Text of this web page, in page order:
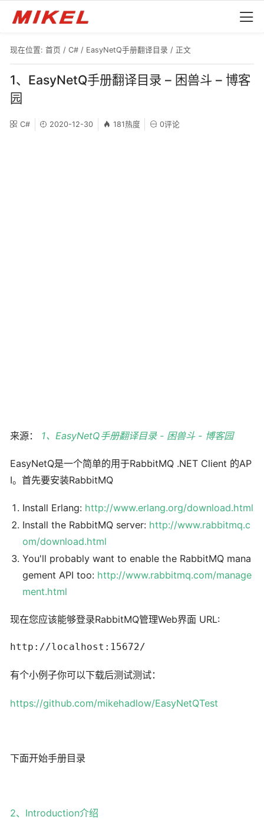
现在位置: 首页 / C# / EasyNetQ手册翻译目录 / 正文
1、EasyNetQ手册翻译目录 – 困兽斗 – 博客
园
C# 2020-12-30 181热度 0评论
来源： 1、EasyNetQ手册翻译目录 - 困兽斗 - 博客园
EasyNetQ是一个简单的用于RabbitMQ .NET Client 的AP
I。首先要安装RabbitMQ
Install Erlang: http://www.erlang.org/download.html
Install the RabbitMQ server: http://www.rabbitmq.c
om/download.html
You'll probably want to enable the RabbitMQ mana
gement API too: http://www.rabbitmq.com/manage
ment.html
现在您应该能够登录RabbitMQ管理Web界面 URL:
http://localhost:15672/
有个小例子你可以下载后测试测试：
https://github.com/mikehadlow/EasyNetQTest
下面开始手册目录
2、Introduction介绍